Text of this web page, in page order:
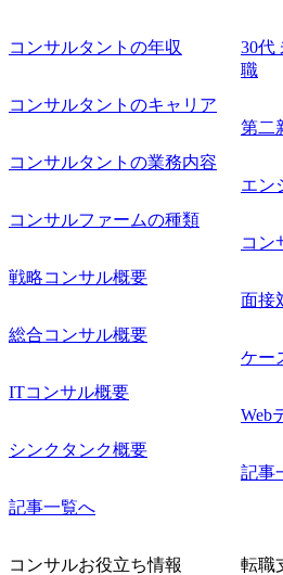
している方
コンサルタントの年収
コンサルタントのキャリア
コンサルタントの業務内容
コンサルファームの種類
戦略コンサル概要
総合コンサル概要
ITコンサル概要
シンクタンク概要
記事一覧へ
30代
職
第二
エン
コン
面接
ケー
Web
記事
コンサルお役立ち情報 転職